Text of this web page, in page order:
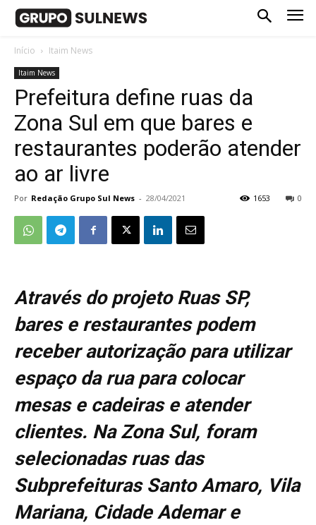
Início Itaim News
Itaim News
Prefeitura define ruas da
Zona Sul em que bares e
restaurantes poderão atender
ao ar livre
Por Redação Grupo Sul News - 28/04/2021 0
1653
Através do projeto Ruas SP,
bares e restaurantes podem
receber autorização para utilizar
espaço da rua para colocar
mesas e cadeiras e atender
clientes. Na Zona Sul, foram
selecionadas ruas das
Subprefeituras Santo Amaro, Vila
Mariana, Cidade Ademar e